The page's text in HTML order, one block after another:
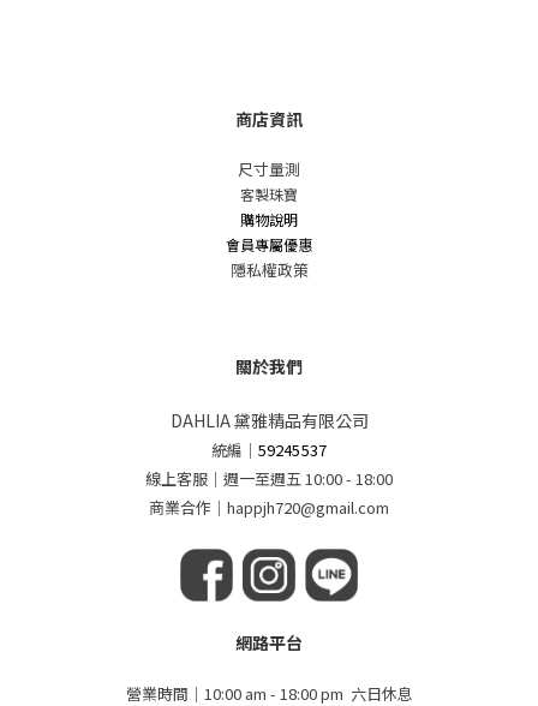
商店資訊
尺寸量測
客製珠寶
購物說明
會員專屬優惠
隱私權政策
關於我們
DAHLIA 黛雅精品有限公司
統編 ｜59245537
線上客服｜週一至週五 10:00 - 18:00
商業合作｜happjh720@gmail.com
網路平台
營業時間｜10:00 am - 18:00 pm 六日休息